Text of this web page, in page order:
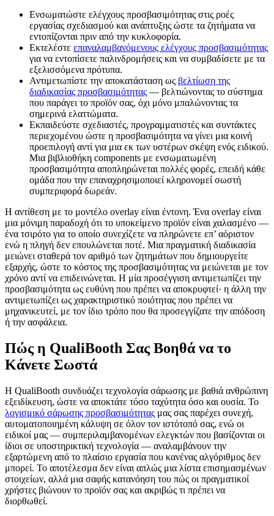
Ενσωματώστε ελέγχους προσβασιμότητας στις ροές
εργασίας σχεδιασμού και ανάπτυξης ώστε τα ζητήματα να
εντοπίζονται πριν από την κυκλοφορία.
Εκτελέστε επαναλαμβανόμενους ελέγχους προσβασιμότητας
για να εντοπίσετε παλινδρομήσεις και να συμβαδίσετε με τα
εξελισσόμενα πρότυπα.
Αντιμετωπίστε την αποκατάσταση ως βελτίωση της
διαδικασίας προσβασιμότητας — βελτιώνοντας το σύστημα
που παράγει το προϊόν σας, όχι μόνο μπαλώνοντας τα
σημερινά ελαττώματα.
Εκπαιδεύστε σχεδιαστές, προγραμματιστές και συντάκτες
περιεχομένου ώστε η προσβασιμότητα να γίνει μια κοινή
προεπιλογή αντί για μια εκ των υστέρων σκέψη ενός ειδικού.
Μια βιβλιοθήκη components με ενσωματωμένη
προσβασιμότητα αποπληρώνεται πολλές φορές, επειδή κάθε
ομάδα που την επαναχρησιμοποιεί κληρονομεί σωστή
συμπεριφορά δωρεάν.
Η αντίθεση με το μοντέλο overlay είναι έντονη. Ένα overlay είναι
μια μόνιμη παραδοχή ότι το υποκείμενο προϊόν είναι χαλασμένο —
ένα τσιρότο για το οποίο συνεχίζετε να πληρώνετε επ’ αόριστον
ενώ η πληγή δεν επουλώνεται ποτέ. Μια πραγματική διαδικασία
μειώνει σταθερά τον αριθμό των ζητημάτων που δημιουργείτε
εξαρχής, ώστε το κόστος της προσβασιμότητας να μειώνεται με τον
χρόνο αντί να επιδεινώνεται. Η μία προσέγγιση αντιμετωπίζει την
προσβασιμότητα ως ευθύνη που πρέπει να αποκρυφτεί· η άλλη την
αντιμετωπίζει ως χαρακτηριστικό ποιότητας που πρέπει να
μηχανικευτεί, με τον ίδιο τρόπο που θα προσεγγίζατε την απόδοση
ή την ασφάλεια.
Πώς η QualiBooth Σας Βοηθά να το
Κάνετε Σωστά
Η QualiBooth συνδυάζει τεχνολογία σάρωσης με βαθιά ανθρώπινη
εξειδίκευση, ώστε να αποκτάτε τόσο ταχύτητα όσο και ουσία. Το
λογισμικό σάρωσης προσβασιμότητας μας σας παρέχει συνεχή,
αυτοματοποιημένη κάλυψη σε όλον τον ιστότοπό σας, ενώ οι
ειδικοί μας — συμπεριλαμβανομένων ελεγκτών που βασίζονται οι
ίδιοι σε υποστηρικτική τεχνολογία — αναλαμβάνουν την
εξαρτώμενη από το πλαίσιο εργασία που κανένας αλγόριθμος δεν
μπορεί. Το αποτέλεσμα δεν είναι απλώς μια λίστα επισημασμένων
στοιχείων, αλλά μια σαφής κατανόηση του πώς οι πραγματικοί
χρήστες βιώνουν το προϊόν σας και ακριβώς τι πρέπει να
διορθωθεί.